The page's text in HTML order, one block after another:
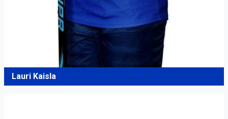
Lauri Kaisla